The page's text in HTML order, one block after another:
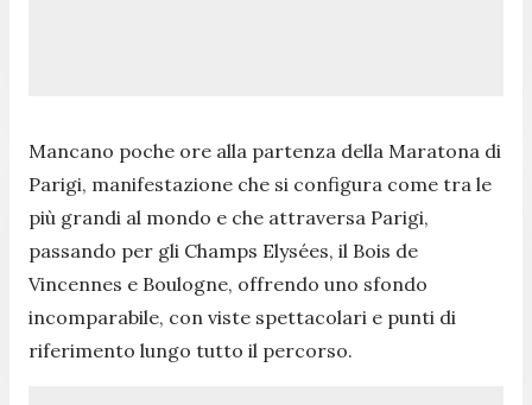
Mancano poche ore alla partenza della Maratona di
Parigi, manifestazione che si configura come tra le
più grandi al mondo e che attraversa Parigi,
passando per gli Champs Elysées, il Bois de
Vincennes e Boulogne, offrendo uno sfondo
incomparabile, con viste spettacolari e punti di
riferimento lungo tutto il percorso.